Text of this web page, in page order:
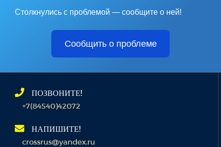
Столкнулись с проблемой — сообщите о ней!
Сообщить о проблеме
ПОЗВОНИТЕ!
+7(84540)42072
НАПИШИТЕ!
crossrus@yandex.ru